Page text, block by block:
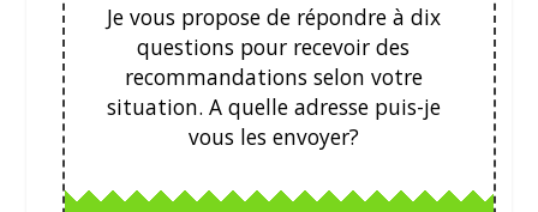
Je vous propose de répondre à dix
questions pour recevoir des
recommandations selon votre
situation. A quelle adresse puis-je
vous les envoyer?